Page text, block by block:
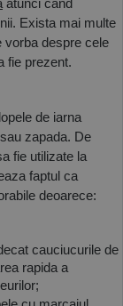
atunci cand
Exista mai multe
vorba despre cele
fie prezent.
de iarna
zapada. De
fie utilizate la
faptul ca
deoarece:
cauciucurile de
rapida a